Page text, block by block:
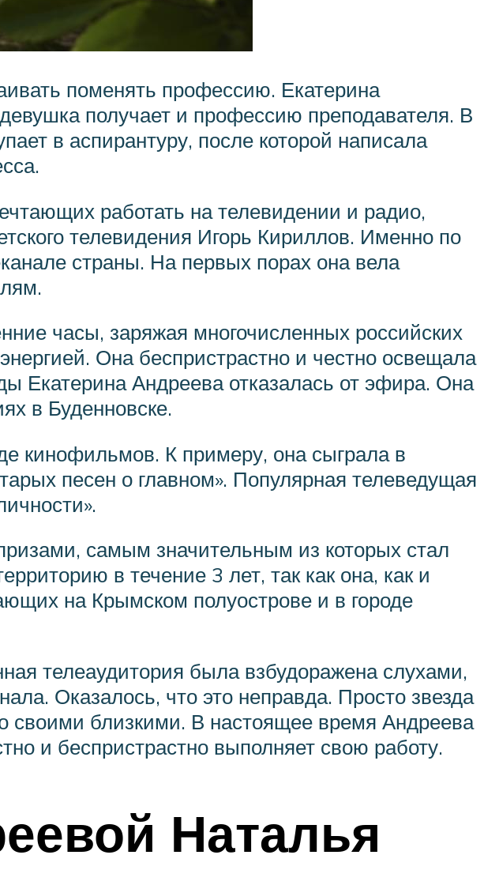
поменять профессию. Екатерина
получает и профессию преподавателя. В
в аспирантуру, после которой написала
работать на телевидении и радио,
телевидения Игорь Кириллов. Именно по
страны. На первых порах она вела
часы, заряжая многочисленных российских
Она беспристрастно и честно освещала
Екатерина Андреева отказалась от эфира. Она
в Буденновске.
кинофильмов. К примеру, она сыграла в
песен о главном». Популярная телеведущая
самым значительным из которых стал
в течение 3 лет, так как она, как и
на Крымском полуострове и в городе
телеаудитория была взбудоражена слухами,
Оказалось, что это неправда. Просто звезда
своими близкими. В настоящее время Андреева
и беспристрастно выполняет свою работу.
Наталья